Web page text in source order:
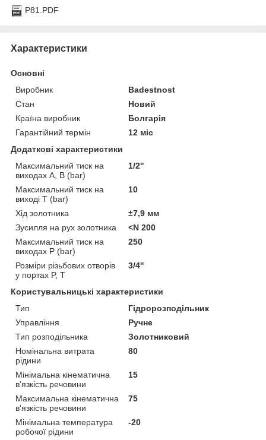
P81.PDF
Характеристики
Основні
Виробник
Badestnost
Стан
Новий
Країна виробник
Болгарія
Гарантійний термін
12 міс
Додаткові характеристики
Максимальний тиск на
виходах А, В (bar)
1/2''
Максимальний тиск на
виході Т (bar)
10
Хід золотника
±7,9 мм
Зусилля на рух золотника
<N 200
Максимальний тиск на
виходах Р (bar)
250
Розміри різьбових отворів
у портах P, Т
3/4''
Користувальницькі характеристики
Тип
Гідророзподільник
Управління
Ручне
Тип розподільника
Золотниковий
Номінальна витрата
рідини
80
Мінімальна кінематична
в'язкість речовини
15
Максимальна кінематична
в'язкість речовини
75
Мінімальна температура
робочої рідини
-20